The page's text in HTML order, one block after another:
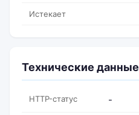
Истекает
Технические данные
HTTP-статус -